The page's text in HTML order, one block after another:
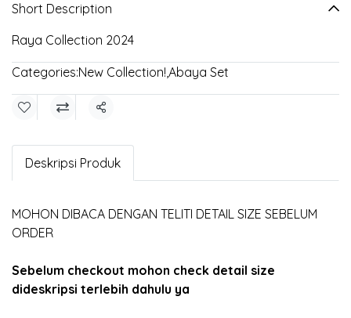
Short Description
Raya Collection 2024
Categories:New Collection!,Abaya Set
Share
Deskripsi Produk
MOHON DIBACA DENGAN TELITI DETAIL SIZE SEBELUM
ORDER
Sebelum checkout mohon check detail size
dideskripsi terlebih dahulu ya